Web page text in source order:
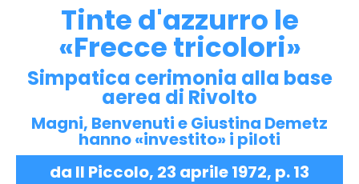
Tinte d'azzurro le
«Frecce tricolori»
Simpatica cerimonia alla base
aerea di Rivolto
Magni, Benvenuti e Giustina Demetz
hanno «investito» i piloti
da Il Piccolo, 23 aprile 1972, p. 13